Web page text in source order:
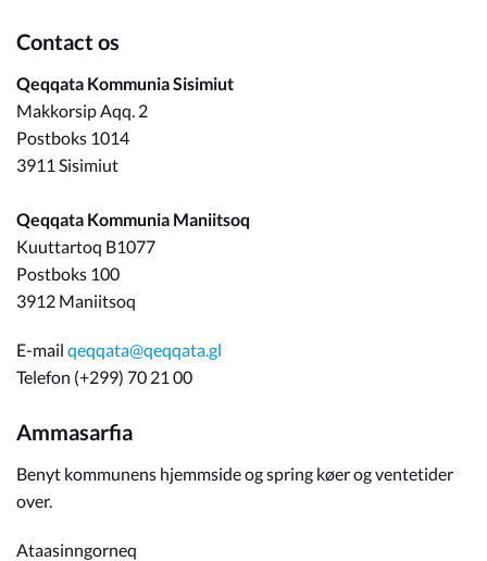
Contact os
Qeqqata Kommunia Sisimiut
Makkorsip Aqq. 2
Postboks 1014
3911 Sisimiut
Qeqqata Kommunia Maniitsoq
Kuuttartoq B1077
Postboks 100
3912 Maniitsoq
E-mail qeqqata@qeqqata.gl
Telefon (+299) 70 21 00
Ammasarfia
Benyt kommunens hjemmside og spring køer og ventetider
over.
Ataasinngorneq